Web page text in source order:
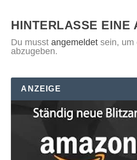
HINTERLASSE EINE
Du musstangemeldet sein, um
abzugeben.
ANZEIGE